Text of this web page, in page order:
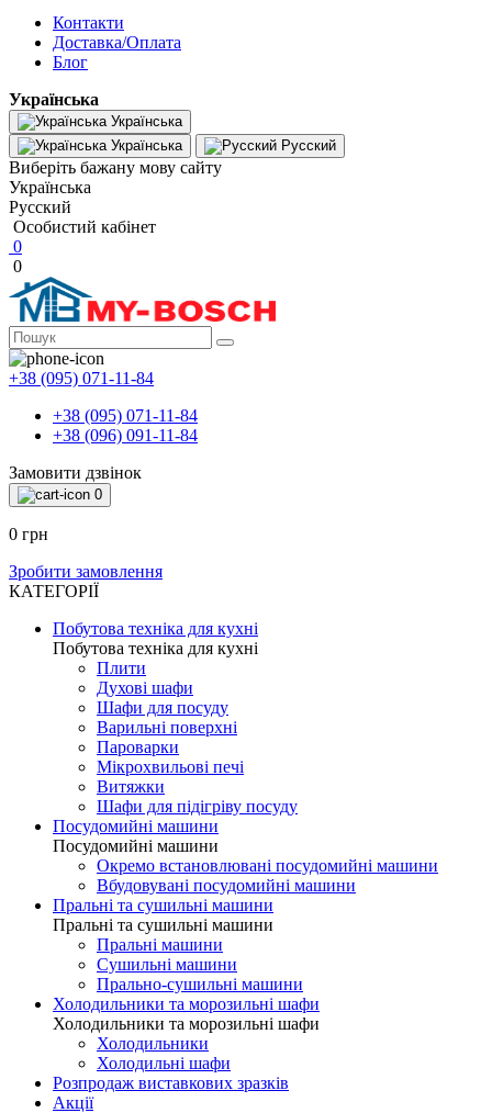
Контакти
Доставка/Оплата
Блог
Українська
Українська
Українська
Русский
Виберіть бажану мову сайту
Українська
Русский
Особистий кабінет
0
0
+38 (095) 071-11-84
+38 (095) 071-11-84
+38 (096) 091-11-84
Замовити дзвінок
0
0 грн
Зробити замовлення
КАТЕГОРІЇ
Побутова техніка для кухні
Побутова техніка для кухні
Плити
Духові шафи
Шафи для посуду
Варильні поверхні
Пароварки
Мікрохвильові печі
Витяжки
Шафи для підігріву посуду
Посудомийні машини
Посудомийні машини
Окремо встановлювані посудомийні машини
Вбудовувані посудомийні машини
Пральні та сушильні машини
Пральні та сушильні машини
Пральні машини
Сушильні машини
Прально-сушильні машини
Холодильники та морозильні шафи
Холодильники та морозильні шафи
Холодильники
Холодильні шафи
Розпродаж виставкових зразків
Акції